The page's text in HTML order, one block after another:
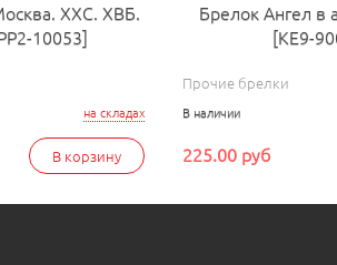
ХХС. ХВБ.
10053]
на складах
В корзину
Брелок Ангел в
[КЕ9-
Прочие брелки
В наличии
225.00 руб